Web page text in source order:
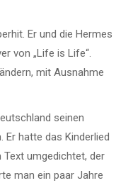
Er und die Hermes
von „Life is Life“.
mit Ausnahme
seinen
Er hatte das Kinderlied
Text umgedichtet, der
man ein paar Jahre